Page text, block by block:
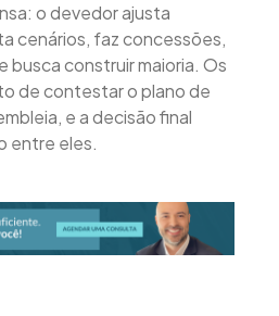
o devedor ajusta
cenários, faz concessões,
busca construir maioria. Os
de contestar o plano de
e a decisão final
entre eles.